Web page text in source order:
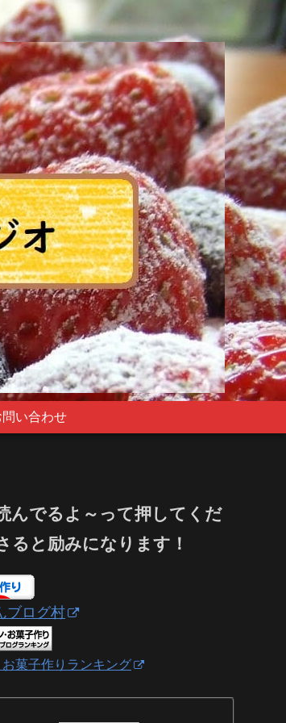
問い合わせ
んでるよ～って押してくだ
ると励みになります！
ブログ村
菓子作りランキング